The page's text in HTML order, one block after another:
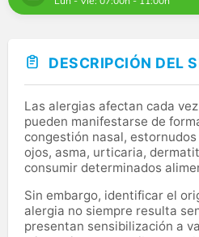
DESCRIPCIÓN DEL
Las alergias afectan cada
pueden manifestarse de
congestión nasal,
ojos, asma, urticaria,
consumir determinados
Sin embargo, identificar el
alergia no siempre resulta
presentan sensibilización a